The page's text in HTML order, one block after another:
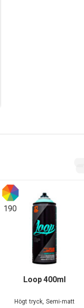
190
Loop 400ml
Högt tryck, Semi-matt